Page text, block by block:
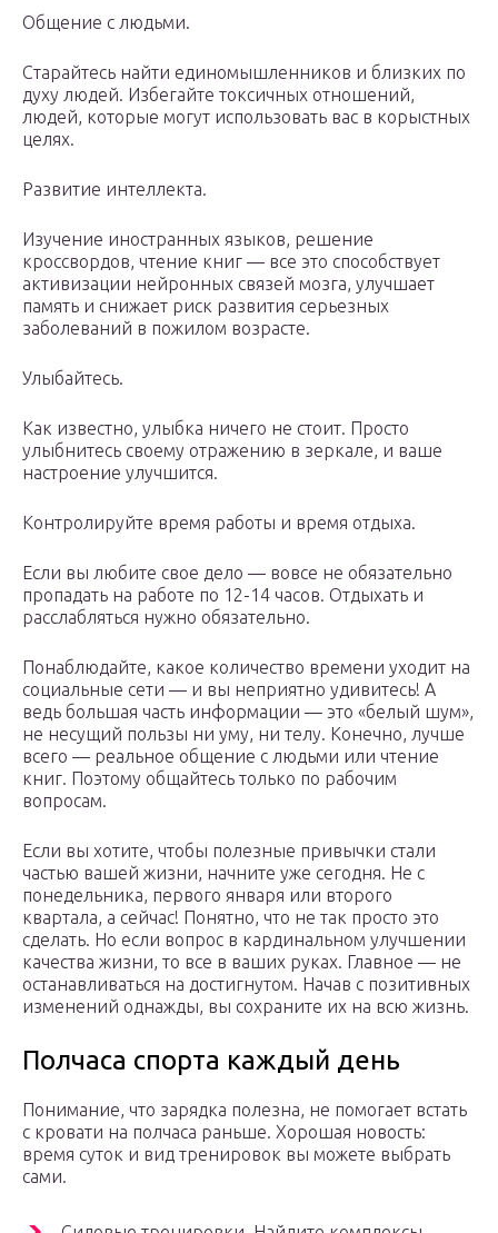
Общение с людьми.
Старайтесь найти единомышленников и близких по
духу людей. Избегайте токсичных отношений,
людей, которые могут использовать вас в корыстных
целях.
Развитие интеллекта.
Изучение иностранных языков, решение
кроссвордов, чтение книг — все это способствует
активизации нейронных связей мозга, улучшает
память и снижает риск развития серьезных
заболеваний в пожилом возрасте.
Улыбайтесь.
Как известно, улыбка ничего не стоит. Просто
улыбнитесь своему отражению в зеркале, и ваше
настроение улучшится.
Контролируйте время работы и время отдыха.
Если вы любите свое дело — вовсе не обязательно
пропадать на работе по 12-14 часов. Отдыхать и
расслабляться нужно обязательно.
Понаблюдайте, какое количество времени уходит на
социальные сети — и вы неприятно удивитесь! А
ведь большая часть информации — это «белый шум»,
не несущий пользы ни уму, ни телу. Конечно, лучше
всего — реальное общение с людьми или чтение
книг. Поэтому общайтесь только по рабочим
вопросам.
Если вы хотите, чтобы полезные привычки стали
частью вашей жизни, начните уже сегодня. Не с
понедельника, первого января или второго
квартала, а сейчас! Понятно, что не так просто это
сделать. Но если вопрос в кардинальном улучшении
качества жизни, то все в ваших руках. Главное — не
останавливаться на достигнутом. Начав с позитивных
изменений однажды, вы сохраните их на всю жизнь.
Полчаса спорта каждый день
Понимание, что зарядка полезна, не помогает встать
с кровати на полчаса раньше. Хорошая новость:
время суток и вид тренировок вы можете выбрать
сами.